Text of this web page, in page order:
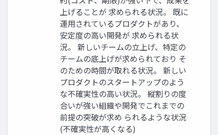
上げることが 求められる状況。 既に
運⽤されているプロダクトがあり、
安定度の⾼い開発が 求められる状
況。 新しいチームの⽴上げ、特定の
チームの底上げが求められており そ
のための時間が取れる状況。 新しい
プロダクトのスタートアップのよう
な不確実性の⾼い状況。 縦割りの度
合いが強い組織や開発でこれまでの
前提の突破が求め られるような状況
(不確実性が⾼くなる)